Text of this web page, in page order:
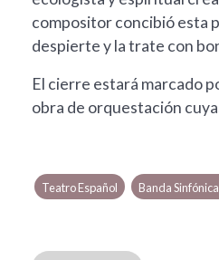
compositor concibió esta
despierte y la trate con
El cierre estará marcado
obra de orquestación
Teatro Español Banda